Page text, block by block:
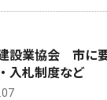
設業協会 市に
入札制度など